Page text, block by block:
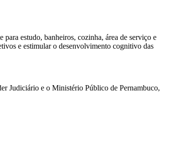
estudo, banheiros, cozinha, área de serviço e
e estimular o desenvolvimento cognitivo das
Judiciário e o Ministério Público de Pernambuco,